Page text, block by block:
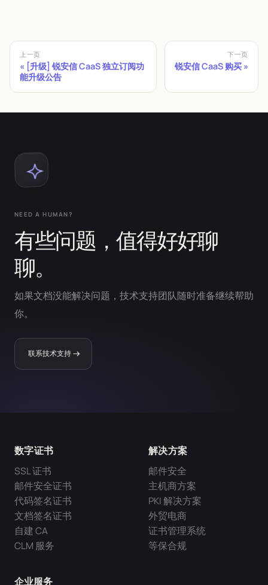
上一页
[升级] 锐安信 CaaS 独立订阅功
能升级公告
下一页
锐安信 CaaS 购买
NEED A HUMAN?
有些问题，值得好好聊
聊。
如果文档没能解决问题，技术支持团队随时准备继续帮助
你。
联系技术支持
数字证书
SSL 证书
邮件安全证书
代码签名证书
文档签名证书
自建 CA
CLM 服务
企业服务
解决方案
邮件安全
主机商方案
PKI 解决方案
外贸电商
证书管理系统
等保合规